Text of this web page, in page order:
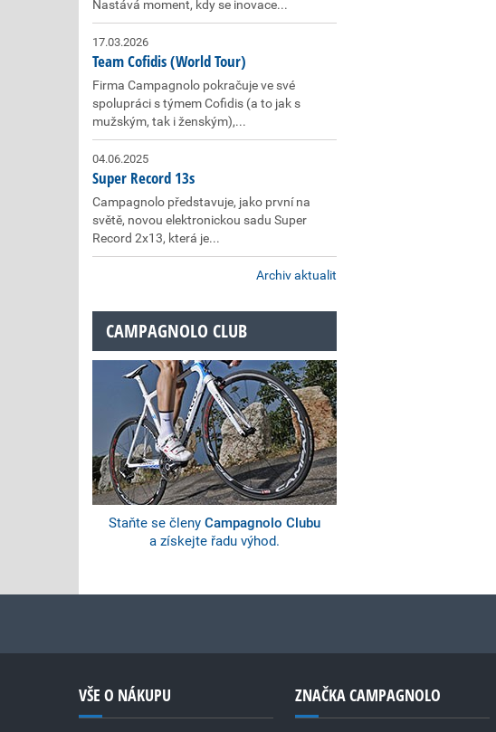
Nastává moment, kdy se inovace...
17.03.2026
Team Cofidis (World Tour)
Firma Campagnolo pokračuje ve své
spolupráci s týmem Cofidis (a to jak s
mužským, tak i ženským),...
04.06.2025
Super Record 13s
Campagnolo představuje, jako první na
světě, novou elektronickou sadu Super
Record 2x13, která je...
Archiv aktualit
CAMPAGNOLO CLUB
Staňte se členy Campagnolo Clubu
a získejte řadu výhod.
VŠE O NÁKUPU ZNAČKA CAMPAGNOLO